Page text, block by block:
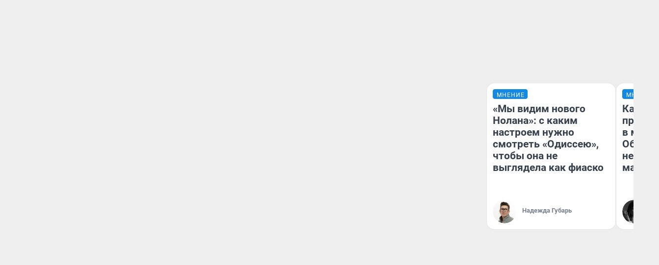
МНЕНИЕ
«Мы видим нового
Нолана»: с каким
настроем нужно
смотреть «Одиссею»,
чтобы она не
выглядела как фиаско
Надежда Губарь
МНЕНИЕ
Какие
в
Обзор